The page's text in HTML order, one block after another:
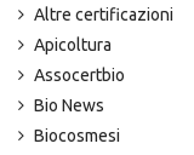
Altre certificazioni
Apicoltura
Assocertbio
Bio News
Biocosmesi